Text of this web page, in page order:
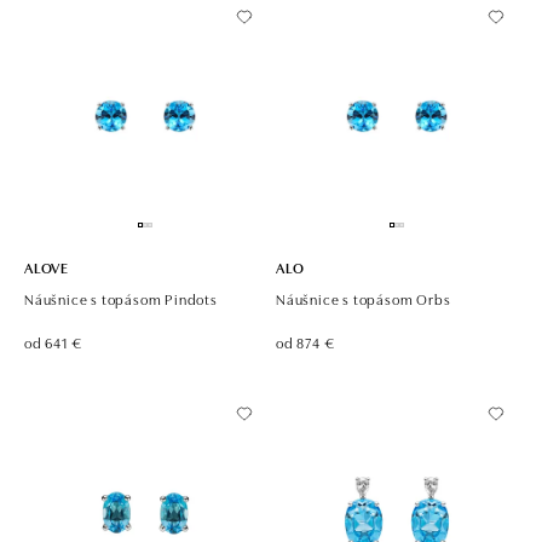
ALOVE
Náušnice s topásom Pindots
od 641 €
ALO
Náušnice s topásom Orbs
od 874 €